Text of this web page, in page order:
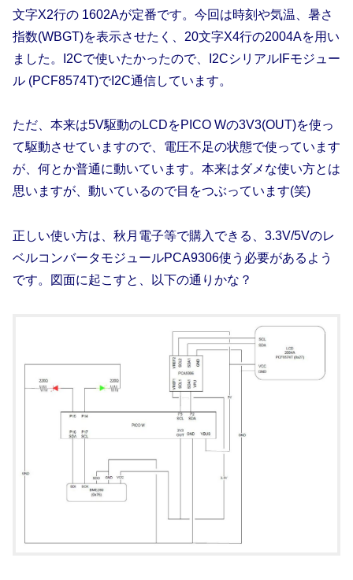
文字X2行の 1602Aが定番です。今回は時刻や気温、暑さ
指数(WBGT)を表示させたく、20文字X4行の2004Aを用い
ました。I2Cで使いたかったので、I2CシリアルIFモジュー
ル (PCF8574T)でI2C通信しています。
ただ、本来は5V駆動のLCDをPICO Wの3V3(OUT)を使っ
て駆動させていますので、電圧不足の状態で使っています
が、何とか普通に動いています。本来はダメな使い方とは
思いますが、動いているので目をつぶっています(笑)
正しい使い方は、秋月電子等で購入できる、3.3V/5Vのレ
ベルコンバータモジュールPCA9306使う必要があるよう
です。図面に起こすと、以下の通りかな？